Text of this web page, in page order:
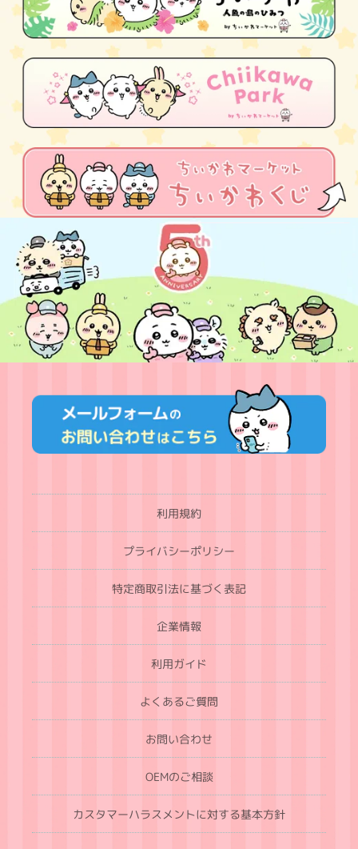
利用規約
プライバシーポリシー
特定商取引法に基づく表記
企業情報
利用ガイド
よくあるご質問
お問い合わせ
OEMのご相談
カスタマーハラスメントに対する基本方針